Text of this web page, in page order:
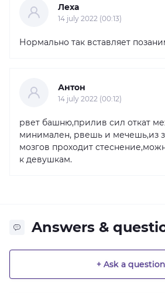
Леха
14 july 2022 (00:13)
Нормально так вставляет
Антон
14 july 2022 (00:12)
рвет башню,прилив сил откат
минимален, рвешь и мечешь,из
мозгов проходит
к девушкам.
Answers &
+ Ask a question